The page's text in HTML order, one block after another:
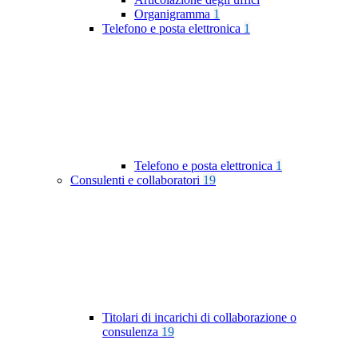
Organigramma 1
Telefono e posta elettronica 1
Telefono e posta elettronica 1
Consulenti e collaboratori 19
Titolari di incarichi di collaborazione o
consulenza 19